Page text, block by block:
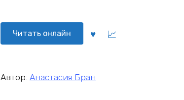
Читать онлайн
Автор: Анастaсия Бран